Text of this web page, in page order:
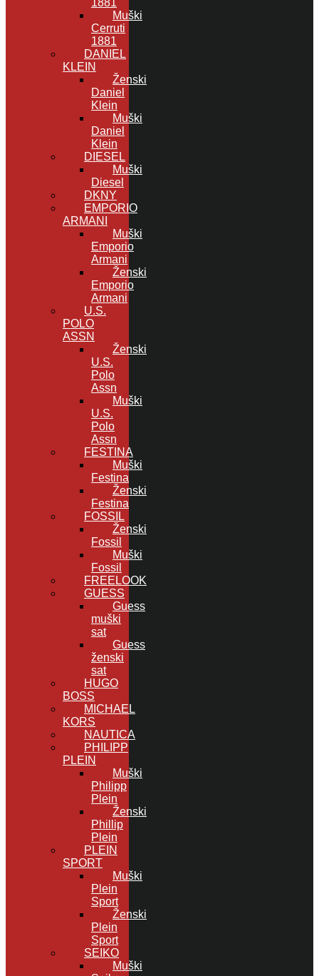
Muški
Cerruti
1881
DANIEL
KLEIN
Ženski
Daniel
Klein
Muški
Daniel
Klein
DIESEL
Muški
Diesel
DKNY
EMPORIO
ARMANI
Muški
Emporio
Armani
Ženski
Emporio
Armani
U.S.
POLO
ASSN
Ženski
U.S.
Polo
Assn
Muški
U.S.
Polo
Assn
FESTINA
Muški
Festina
Ženski
Festina
FOSSIL
Ženski
Fossil
Muški
Fossil
FREELOOK
GUESS
Guess
muški
sat
Guess
ženski
sat
HUGO
BOSS
MICHAEL
KORS
NAUTICA
PHILIPP
PLEIN
Muški
Philipp
Plein
Ženski
Phillip
Plein
PLEIN
SPORT
Muški
Plein
Sport
Ženski
Plein
Sport
SEIKO
Muški